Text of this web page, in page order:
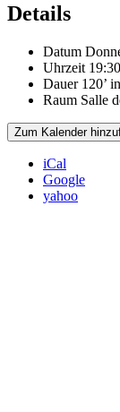
Details
Datum
Uhrzeit 19:30
Dauer 120’
Raum Salle
Zum Kalender
iCal
Google
yahoo